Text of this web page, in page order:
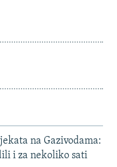
na Gazivodama:
i za nekoliko sati